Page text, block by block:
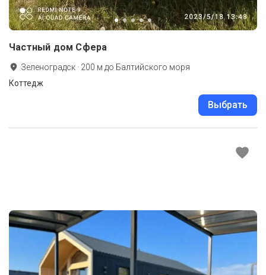
Частный дом Cфера
Зеленоградск · 200 м до Балтийского моря
Коттедж
Выбрать